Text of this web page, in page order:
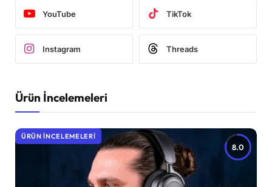
YouTube TikTok
Instagram Threads
Ürün İncelemeleri
8.0
ÜRÜN İNCELEMELERI